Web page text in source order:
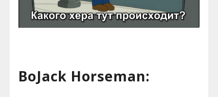
BoJack Horseman: